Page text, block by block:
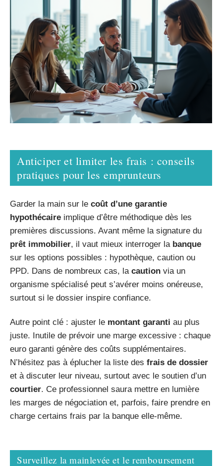
Anticiper et limiter les frais : conseils
pratiques pour les emprunteurs
Garder la main sur le coût d’une garantie
hypothécaire implique d’être méthodique dès les
premières discussions. Avant même la signature du
prêt immobilier, il vaut mieux interroger la banque
sur les options possibles : hypothèque, caution ou
PPD. Dans de nombreux cas, la caution via un
organisme spécialisé peut s’avérer moins onéreuse,
surtout si le dossier inspire confiance.
Autre point clé : ajuster le montant garanti au plus
juste. Inutile de prévoir une marge excessive : chaque
euro garanti génère des coûts supplémentaires.
N’hésitez pas à éplucher la liste des frais de dossier
et à discuter leur niveau, surtout avec le soutien d’un
courtier. Ce professionnel saura mettre en lumière
les marges de négociation et, parfois, faire prendre en
charge certains frais par la banque elle-même.
Surveillez la mainlevée et le remboursement